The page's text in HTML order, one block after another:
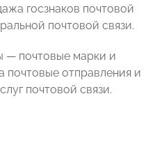
госзнаков почтовой
почтовой связи.
— почтовые марки и
почтовые отправления и
почтовой связи.